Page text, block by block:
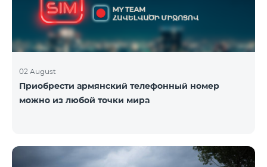
02 August
Приобрести армянский телефонный номер
можно из любой точки мира